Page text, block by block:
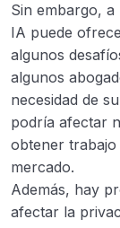
Sin embargo,
IA puede
algunos
algunos
necesidad de
podría afectar
obtener
mercado.
Además, hay
afectar la